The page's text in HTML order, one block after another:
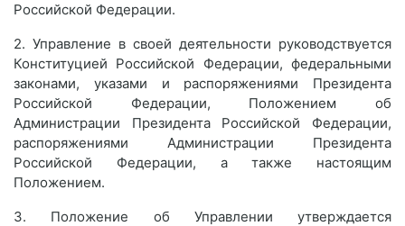
Российской Федерации.
2. Управление в своей деятельности руководствуется
Конституцией Российской Федерации, федеральными
законами, указами и распоряжениями Президента
Российской Федерации, Положением об
Администрации Президента Российской Федерации,
распоряжениями Администрации Президента
Российской Федерации, а также настоящим
Положением.
3. Положение об Управлении утверждается